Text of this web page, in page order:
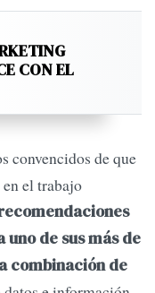
CON EL
convencidos de que
el trabajo
de sus más de
combinación de